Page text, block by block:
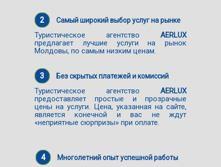
2 Самый широкий выбор услуг на рынке
Туристическое агентство AERLUX
предлагает лучшие услуги на рынок
Молдовы, по самым низким ценам.
3 Без скрытых платежей и комиссий
Туристическое агентство AERLUX
предоставляет простые и прозрачные
цены на услуги. Цена, указанная на сайте,
является конечной и вас не ждут
«неприятные сюрпризы» при оплате.
4 Многолетний опыт успешной работы